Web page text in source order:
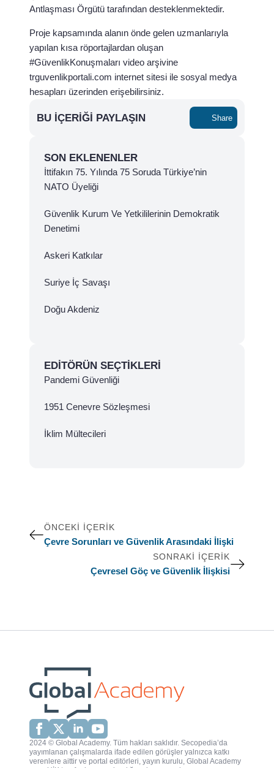
Antlaşması Örgütü tarafından desteklenmektedir.
Proje kapsamında alanın önde gelen uzmanlarıyla
yapılan kısa röportajlardan oluşan
#GüvenlikKonuşmaları video arşivine
trguvenlikportali.com internet sitesi ile sosyal medya
hesapları üzerinden erişebilirsiniz.
BU İÇERIĞI PAYLAŞIN Share
SON EKLENENLER
İttifakın 75. Yılında 75 Soruda Türkiye’nin
NATO Üyeliği
Güvenlik Kurum Ve Yetkililerinin Demokratik
Denetimi
Askeri Katkılar
Suriye İç Savaşı
Doğu Akdeniz
EDITÖRÜN SEÇTIKLERI
Pandemi Güvenliği
1951 Cenevre Sözleşmesi
İklim Mültecileri
ÖNCEKI İÇERIK
Çevre Sorunları ve Güvenlik Arasındaki İlişki
SONRAKI İÇERIK
Çevresel Göç ve Güvenlik İlişkisi
2024 © Global Academy. Tüm hakları saklıdır. Secopedia’da
yayımlanan çalışmalarda ifade edilen görüşler yalnızca katkı
verenlere aittir ve portal editörleri, yayın kurulu, Global Academy